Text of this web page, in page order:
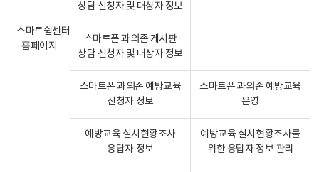
스마트쉼센터
홈페이지
상담 신청자 및 대상자 정보
스마트폰 과의존 게시판
상담 신청자 및 대상자 정보
스마트폰 과의존 예방교육
신청자 정보
스마트폰 과의존 예방교육
운영
예방교육 실시현황조사
응답자 정보
예방교육 실시현황조사를
위한 응답자 정보 관리